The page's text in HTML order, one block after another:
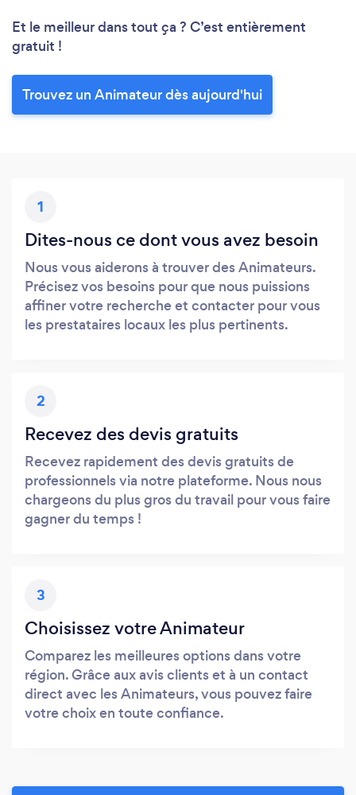
Et le meilleur dans tout ça ? C’est entièrement
gratuit !
Trouvez un Animateur dès aujourd'hui
1
Dites-nous ce dont vous avez besoin
Nous vous aiderons à trouver des Animateurs.
Précisez vos besoins pour que nous puissions
affiner votre recherche et contacter pour vous
les prestataires locaux les plus pertinents.
2
Recevez des devis gratuits
Recevez rapidement des devis gratuits de
professionnels via notre plateforme. Nous nous
chargeons du plus gros du travail pour vous faire
gagner du temps !
3
Choisissez votre Animateur
Comparez les meilleures options dans votre
région. Grâce aux avis clients et à un contact
direct avec les Animateurs, vous pouvez faire
votre choix en toute confiance.